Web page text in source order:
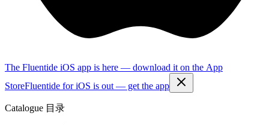
The Fluentide iOS app is here — download it on the App
StoreFluentide for iOS is out — get the app
Catalogue 目录